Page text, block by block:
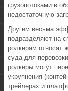
грузопотоками в
недостаточную
Другим весьма
подразделяют на
ролкерам относят
суда для
ролкеры могут
укрупнения
трейлерах и